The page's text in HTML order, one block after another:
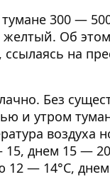
300 —
Об
, ссылаясь на
Без
и утром
воздуха
15, днем ​15 —
12 — 14°С,